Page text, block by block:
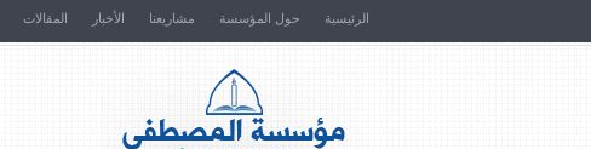
الرئيسية حول المؤسسة مشاريعنا الأخبار المقالات